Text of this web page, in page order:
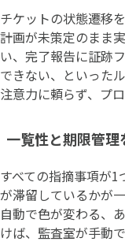
チケットの状態遷移
計画が未策定のまま
い、完了報告に証跡
できない、といった
注意力に頼らず、プ
一覧性と期限管
すべての指摘事項が
が滞留しているかが
自動で色が変わる、
けば、監査室が手動